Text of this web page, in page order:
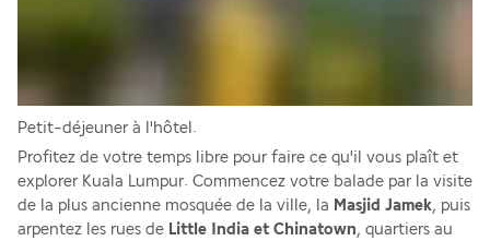
Petit-déjeuner à l'hôtel.
Profitez de votre temps libre pour faire ce qu'il vous plaît et
explorer Kuala Lumpur. Commencez votre balade par la visite
de la plus ancienne mosquée de la ville, la Masjid Jamek, puis
arpentez les rues de Little India et Chinatown, quartiers au